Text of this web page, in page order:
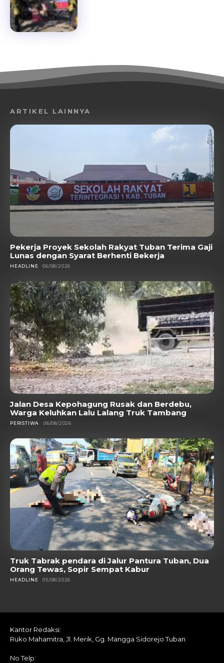
ARTIKEL LAINNYA
Pekerja Proyek Sekolah Rakyat Tuban Terima Gaji
Lunas dengan Syarat Berhenti Bekerja
HEADLINE 06/08/2026
Jalan Desa Kepohagung Rusak dan Berdebu,
Warga Keluhkan Lalu Lalang Truk Tambang
PERISTIWA 06/08/2026
Truk Tabrak pendara di Jalur Pantura Tuban, Dua
Orang Tewas, Sopir Sempat Kabur
HEADLINE 05/08/2026
Kantor Redaksi:
Ruko Mahamitra, Jl. Merik, Gg. Mangga Sidorejo Tuban
No Telp: